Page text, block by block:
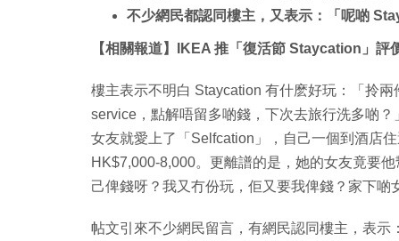
不少網民都認同樓主，又表示：「呢啲
【相關報道】IKEA 推「復活節 Staycation」
樓主表示不明白 Staycation 有什麽好玩：「拎
service，點解唔留多啲錢，下次去旅行洗多啲
女友就愛上了「Selfcation」，自己一個到酒店
HK$7,000-8,000。更離譜的是，她的女友竟要
己俾錢呀？我又冇份玩，佢又要我俾錢？家下啲
帖文引來不少網民留言，有網民認同樓主，表